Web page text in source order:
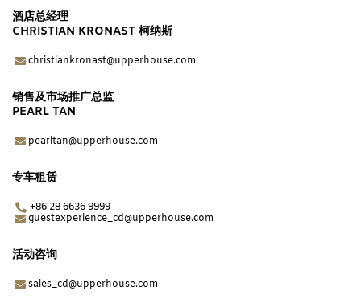
酒店总经理
CHRISTIAN KRONAST 柯纳斯
christiankronast@upperhouse.com
销售及市场推广总监
PEARL TAN
pearltan@upperhouse.com
专车租赁
+86 28 6636 9999
guestexperience_cd@upperhouse.com
活动咨询
sales_cd@upperhouse.com